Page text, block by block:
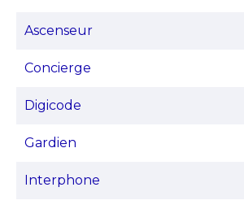
Ascenseur
Concierge
Digicode
Gardien
Interphone